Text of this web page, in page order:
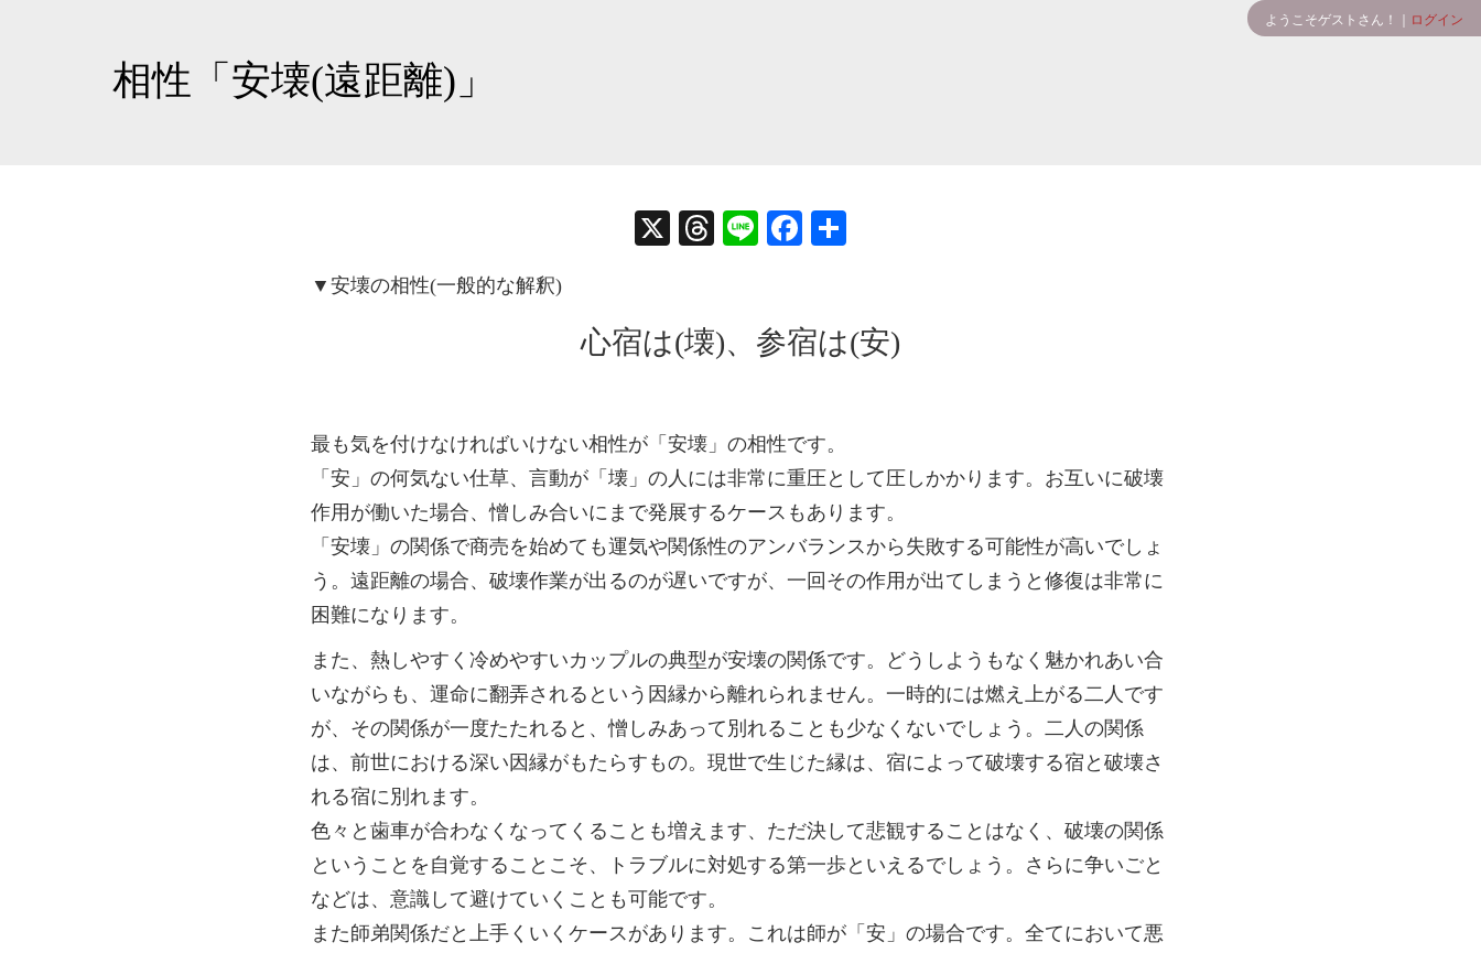
ようこそゲストさん！｜ ログイン
相性「安壊(遠距離)」
X
T
ds
Li
Fa
ok
▼安壊の相性(一般的な解釈)
心宿は(壊)、参宿は(安)
最も気を付けなければいけない相性が「安壊」の相性です。
「安」の何気ない仕草、言動が「壊」の人には非常に重圧として圧しかかります。お互いに破壊
作用が働いた場合、憎しみ合いにまで発展するケースもあります。
「安壊」の関係で商売を始めても運気や関係性のアンバランスから失敗する可能性が高いでしょ
う。遠距離の場合、破壊作業が出るのが遅いですが、一回その作用が出てしまうと修復は非常に
困難になります。
また、熱しやすく冷めやすいカップルの典型が安壊の関係です。どうしようもなく魅かれあい合
いながらも、運命に翻弄されるという因縁から離れられません。一時的には燃え上がる二人です
が、その関係が一度たたれると、憎しみあって別れることも少なくないでしょう。二人の関係
は、前世における深い因縁がもたらすもの。現世で生じた縁は、宿によって破壊する宿と破壊さ
れる宿に別れます。
色々と歯車が合わなくなってくることも増えます、ただ決して悲観することはなく、破壊の関係
ということを自覚することこそ、トラブルに対処する第一歩といえるでしょう。さらに争いごと
などは、意識して避けていくことも可能です。
また師弟関係だと上手くいくケースがあります。これは師が「安」の場合です。全てにおいて悪